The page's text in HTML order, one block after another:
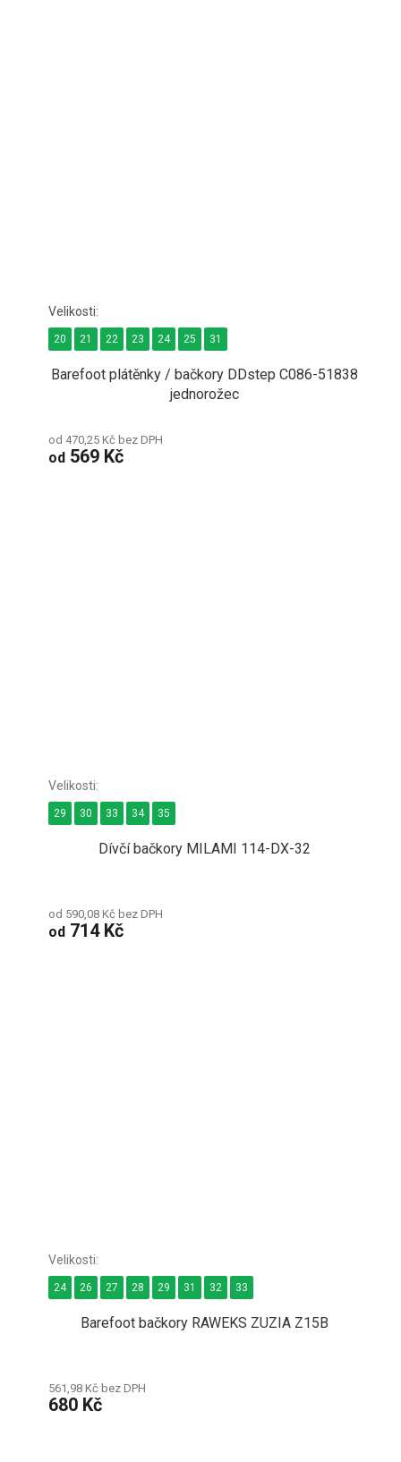
Barefoot plátěnky / bačkory DDstep C086-51838
jednorožec
od 470,25 Kč bez DPH
od 569 Kč
20 21 22 23 24 25 31
Dívčí bačkory MILAMI 114-DX-32
od 590,08 Kč bez DPH
od 714 Kč
29 30 33 34 35
Barefoot bačkory RAWEKS ZUZIA Z15B
561,98 Kč bez DPH
680 Kč
24 26 27 28 29 31 32 33